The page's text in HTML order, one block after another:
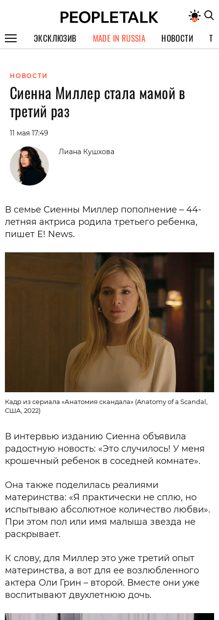
ЭКСКЛЮЗИВ
СПЕЦПРОЕКТЫ
ИНТЕРВЬЮ
ПОКОЛЕНИЕ
MADE IN RUSSIA НОВОСТИ
НОВОСТИ
Сиенна Миллер стала мамой в
третий раз
11 мая 17:49
Лиана Кушхова
В семье Сиенны Миллер пополнение – 44-
летняя актриса родила третьего ребенка,
пишет E! News.
Кадр из сериала «Анатомия скандала» (Anatomy of a Scandal,
США, 2022)
В интервью изданию Сиенна объявила
радостную новость: «Это случилось! У меня
крошечный ребенок в соседней комнате».
Она также поделилась реалиями
материнства: «Я практически не сплю, но
испытываю абсолютное количество любви».
При этом пол или имя малыша звезда не
раскрывает.
К слову, для Миллер это уже третий опыт
материнства, а вот для ее возлюбленного
актера Оли Грин – второй. Вместе они уже
воспитывают двухлетнюю дочь.